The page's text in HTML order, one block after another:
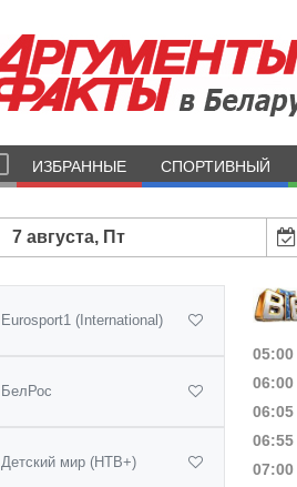
ИЗБРАННЫЕ СПОРТИВНЫЙ
7 августа, Пт
Eurosport1 (International)
БелРос
Детский мир (НТВ+)
05:00
06:00
06:05
06:55
07:00